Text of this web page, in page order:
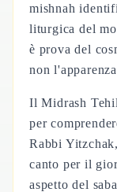
mishnah
liturgica del
è prova del
non
Il Midrash
per
Rabbi
canto per il
aspetto del